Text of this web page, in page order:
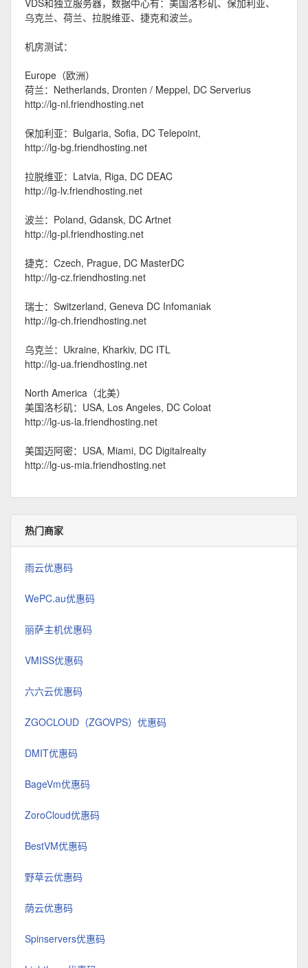
VDS和独立服务器，数据中心有：美国洛杉矶、保加利亚、
乌克兰、荷兰、拉脱维亚、捷克和波兰。
机房测试：
Europe（欧洲）
荷兰：Netherlands, Dronten / Meppel, DC Serverius
http://lg-nl.friendhosting.net
保加利亚：Bulgaria, Sofia, DC Telepoint,
http://lg-bg.friendhosting.net
拉脱维亚：Latvia, Riga, DC DEAC
http://lg-lv.friendhosting.net
波兰：Poland, Gdansk, DC Artnet
http://lg-pl.friendhosting.net
捷克：Czech, Prague, DC MasterDC
http://lg-cz.friendhosting.net
瑞士：Switzerland, Geneva DC Infomaniak
http://lg-ch.friendhosting.net
乌克兰：Ukraine, Kharkiv, DC ITL
http://lg-ua.friendhosting.net
North America（北美）
美国洛杉矶：USA, Los Angeles, DC Coloat
http://lg-us-la.friendhosting.net
美国迈阿密：USA, Miami, DC Digitalrealty
http://lg-us-mia.friendhosting.net
热门商家
雨云优惠码
WePC.au优惠码
丽萨主机优惠码
VMISS优惠码
六六云优惠码
ZGOCLOUD（ZGOVPS）优惠码
DMIT优惠码
BageVm优惠码
ZoroCloud优惠码
BestVM优惠码
野草云优惠码
荫云优惠码
Spinservers优惠码